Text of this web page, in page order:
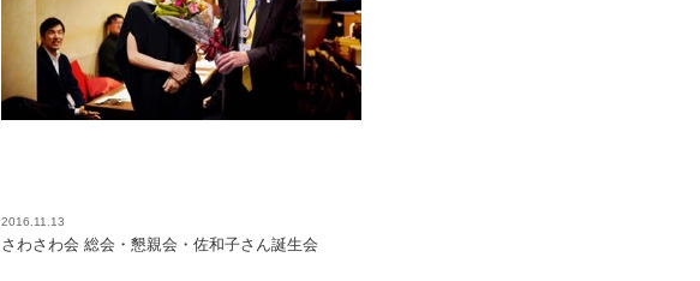
2016.11.13
さわさわ会 総会・懇親会・佐和子さん誕生会